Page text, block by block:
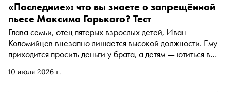
10 июля 2026 г.
«Последние»: что вы знаете о запрещённой
пьесе Максима Горького? Тест
Глава семьи, отец пятерых взрослых детей, Иван
Коломийцев внезапно лишается высокой должности. Ему
приходится просить деньги у брата, а детям — ютиться в
противоречия, годами сдерживаемые из-за